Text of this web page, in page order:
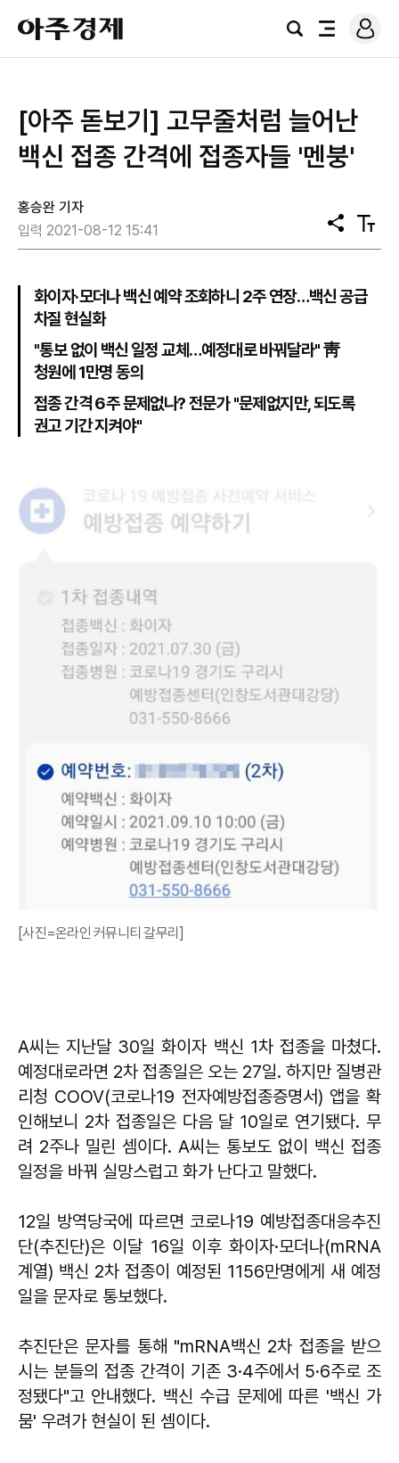
아
주
경
검
전
로
그
[아주 돋보기] 고무줄처럼 늘어난
백신 접종 간격에 접종자들 '멘붕'
홍승완 기자
입력 2021-08-12 15:41
공
유
텍
스
기
화이자·모더나 백신 예약 조회하니 2주 연장…백신 공급
차질 현실화
"통보 없이 백신 일정 교체…예정대로 바꿔달라" 靑
청원에 1만명 동의
접종 간격 6주 문제없나? 전문가 "문제없지만, 되도록
권고 기간 지켜야"
[사진=온라인 커뮤니티 갈무리]
A씨는 지난달 30일 화이자 백신 1차 접종을 마쳤다.
예정대로라면 2차 접종일은 오는 27일. 하지만 질병관
리청 COOV(코로나19 전자예방접종증명서) 앱을 확
인해보니 2차 접종일은 다음 달 10일로 연기됐다. 무
려 2주나 밀린 셈이다. A씨는 통보도 없이 백신 접종
일정을 바꿔 실망스럽고 화가 난다고 말했다.
12일 방역당국에 따르면 코로나19 예방접종대응추진
단(추진단)은 이달 16일 이후 화이자·모더나(mRNA
계열) 백신 2차 접종이 예정된 1156만명에게 새 예정
일을 문자로 통보했다.
추진단은 문자를 통해 "mRNA백신 2차 접종을 받으
시는 분들의 접종 간격이 기존 3·4주에서 5·6주로 조
정됐다"고 안내했다. 백신 수급 문제에 따른 '백신 가
뭄' 우려가 현실이 된 셈이다.